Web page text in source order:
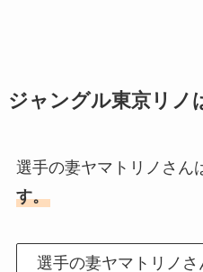
ジャングル東京リノ
選手の妻ヤマトリノさん
す。
選手の妻ヤマトリノ